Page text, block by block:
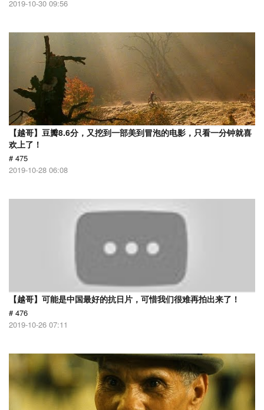
2019-10-30 09:56
【越哥】豆瓣8.6分，又挖到一部美到冒泡的电影，只看一分钟就喜
欢上了！
# 475
2019-10-28 06:08
【越哥】可能是中国最好的抗日片，可惜我们很难再拍出来了！
# 476
2019-10-26 07:11